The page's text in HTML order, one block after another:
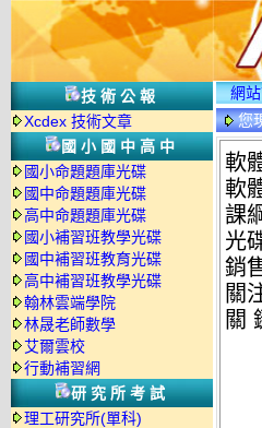
技術公報
Xcdex 技術文章
國小國中高中
國小命題題庫光碟
國中命題題庫光碟
高中命題題庫光碟
國小補習班教學光碟
國中補習班教育光碟
高中補習班教學光碟
翰林雲端學院
林晟老師數學
艾爾雲校
行動補習網
研究所考試
理工研究所(單科)
網
您
軟
軟
課
光
銷
關
關